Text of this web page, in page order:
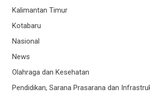
Kalimantan Timur
Kotabaru
Nasional
News
Olahraga dan Kesehatan
Pendidikan, Sarana Prasarana dan